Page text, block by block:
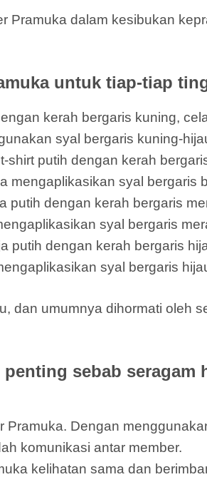
dalam kesibukan
untuk tiap-tiap
kerah bergaris kuning,
syal bergaris kuning-
putih dengan kerah
mengaplikasikan syal bergaris
dengan kerah bergaris
syal bergaris
putih dengan kerah bergaris
syal bergaris
dan umumnya dihormati oleh
sebab seragam
Dengan
komunikasi antar member.
kelihatan sama dan